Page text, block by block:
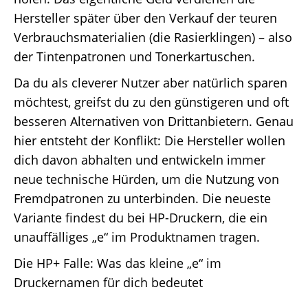
Hersteller später über den Verkauf der teuren
Verbrauchsmaterialien (die Rasierklingen) – also
der Tintenpatronen und Tonerkartuschen.
Da du als cleverer Nutzer aber natürlich sparen
möchtest, greifst du zu den günstigeren und oft
besseren Alternativen von Drittanbietern. Genau
hier entsteht der Konflikt: Die Hersteller wollen
dich davon abhalten und entwickeln immer
neue technische Hürden, um die Nutzung von
Fremdpatronen zu unterbinden. Die neueste
Variante findest du bei HP-Druckern, die ein
unauffälliges „e“ im Produktnamen tragen.
Die HP+ Falle: Was das kleine „e“ im
Druckernamen für dich bedeutet